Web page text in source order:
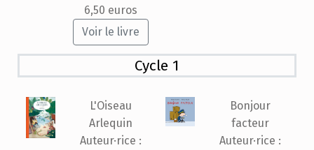
6,50 euros
Voir le livre
Cycle 1
L'Oiseau
Arlequin
Auteur·rice :
Bonjour
facteur
Auteur·rice :